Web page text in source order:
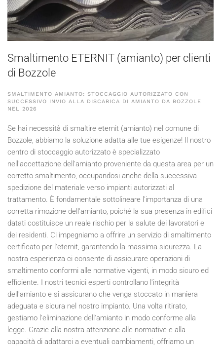
Smaltimento ETERNIT (amianto) per clienti
di Bozzole
SMALTIMENTO AMIANTO: STOCCAGGIO AUTORIZZATO CON
SUCCESSIVO INVIO ALLA DISCARICA DI AMIANTO DA BOZZOLE
NEL 2026
Se hai necessità di smaltire eternit (amianto) nel comune di
Bozzole, abbiamo la soluzione adatta alle tue esigenze! Il nostro
centro di stoccaggio autorizzato è specializzato
nell'accettazione dell'amianto proveniente da questa area per un
corretto smaltimento, occupandosi anche della successiva
spedizione del materiale verso impianti autorizzati al
trattamento. È fondamentale sottolineare l'importanza di una
corretta rimozione dell'amianto, poiché la sua presenza in edifici
datati costituisce un reale rischio per la salute dei lavoratori e
dei residenti. Ci impegniamo a offrire un servizio di smaltimento
certificato per l'eternit, garantendo la massima sicurezza. La
nostra esperienza ci consente di assicurare operazioni di
smaltimento conformi alle normative vigenti, in modo sicuro ed
efficiente. I nostri tecnici esperti controllano l'integrità
dell'amianto e si assicurano che venga stoccato in maniera
adeguata e sicura nel nostro impianto. Una volta ritirato,
gestiamo l'eliminazione dell'amianto in modo conforme alla
legge. Grazie alla nostra attenzione alle normative e alla
capacità di adattarci a eventuali cambiamenti, offriamo un